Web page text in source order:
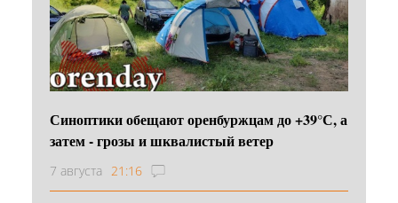
Синоптики обещают оренбуржцам до +39°С, а
затем - грозы и шквалистый ветер
7 августа 21:16